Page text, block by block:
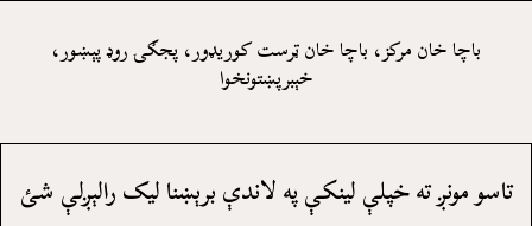
باچا خان مرکز، باچا خان ټرست کوريډور، پجګۍ روډ پېښور،
خېبرپښتونخوا
تاسو مونږ ته خپلې لينکې په لاندې برېښنا ليک رالېږلې شئ